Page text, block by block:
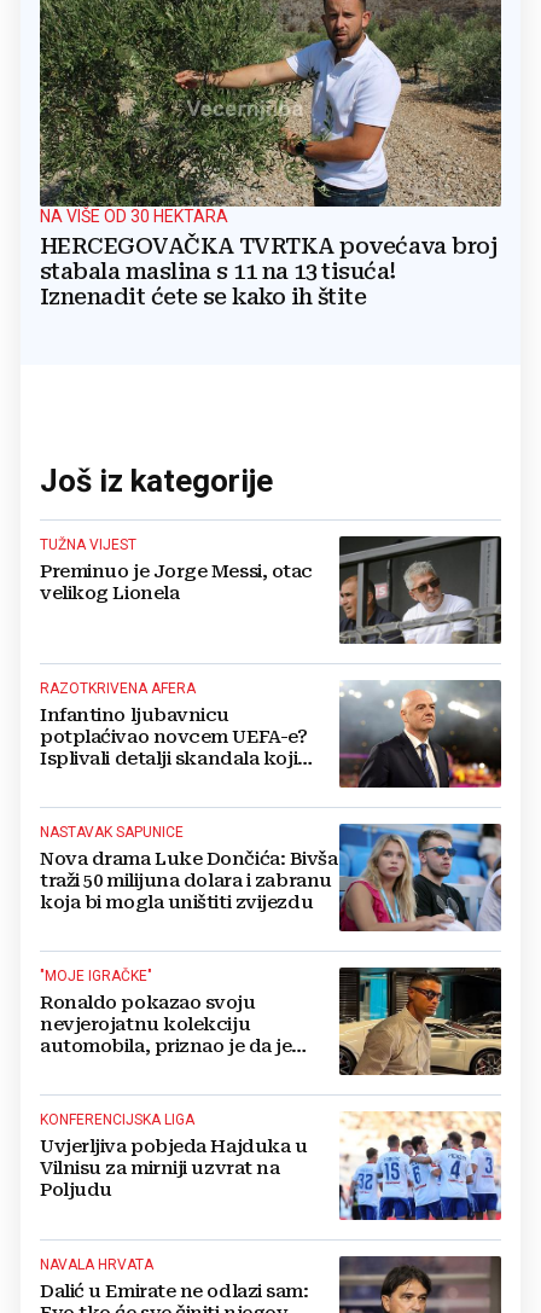
NA VIŠE OD 30 HEKTARA
HERCEGOVAČKA TVRTKA povećava broj
stabala maslina s 11 na 13 tisuća!
Iznenadit ćete se kako ih štite
Još iz kategorije
TUŽNA VIJEST
Preminuo je Jorge Messi, otac
velikog Lionela
RAZOTKRIVENA AFERA
Infantino ljubavnicu
potplaćivao novcem UEFA-e?
Isplivali detalji skandala koji
NASTAVAK SAPUNICE
Nova drama Luke Dončića: Bivša
traži 50 milijuna dolara i zabranu
koja bi mogla uništiti zvijezdu
"MOJE IGRAČKE"
Ronaldo pokazao svoju
nevjerojatnu kolekciju
automobila, priznao je da je
KONFERENCIJSKA LIGA
Uvjerljiva pobjeda Hajduka u
Vilnisu za mirniji uzvrat na
Poljudu
NAVALA HRVATA
Dalić u Emirate ne odlazi sam: